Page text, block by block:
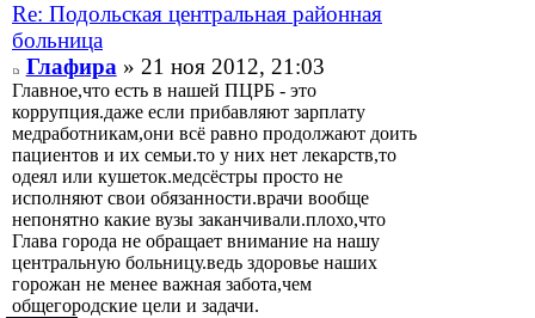
Re: Подольская центральная районная
больница
Глафира» 21 ноя 2012, 21:03
Главное,что есть в нашей ПЦРБ - это
коррупция.даже если прибавляют зарплату
медработникам,они всё равно продолжают доить
пациентов и их семьи.то у них нет лекарств,то
одеял или кушеток.медсёстры просто не
исполняют свои обязанности.врачи вообще
непонятно какие вузы заканчивали.плохо,что
Глава города не обращает внимание на нашу
центральную больницу.ведь здоровье наших
горожан не менее важная забота,чем
общегородские цели и задачи.